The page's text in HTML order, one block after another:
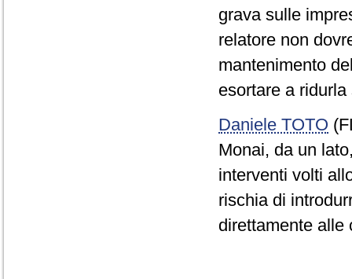
grava sulle
relatore non
mantenimento
esortare a
Daniele TOTO
Monai, da un
interventi volti
rischia di
direttamente alle